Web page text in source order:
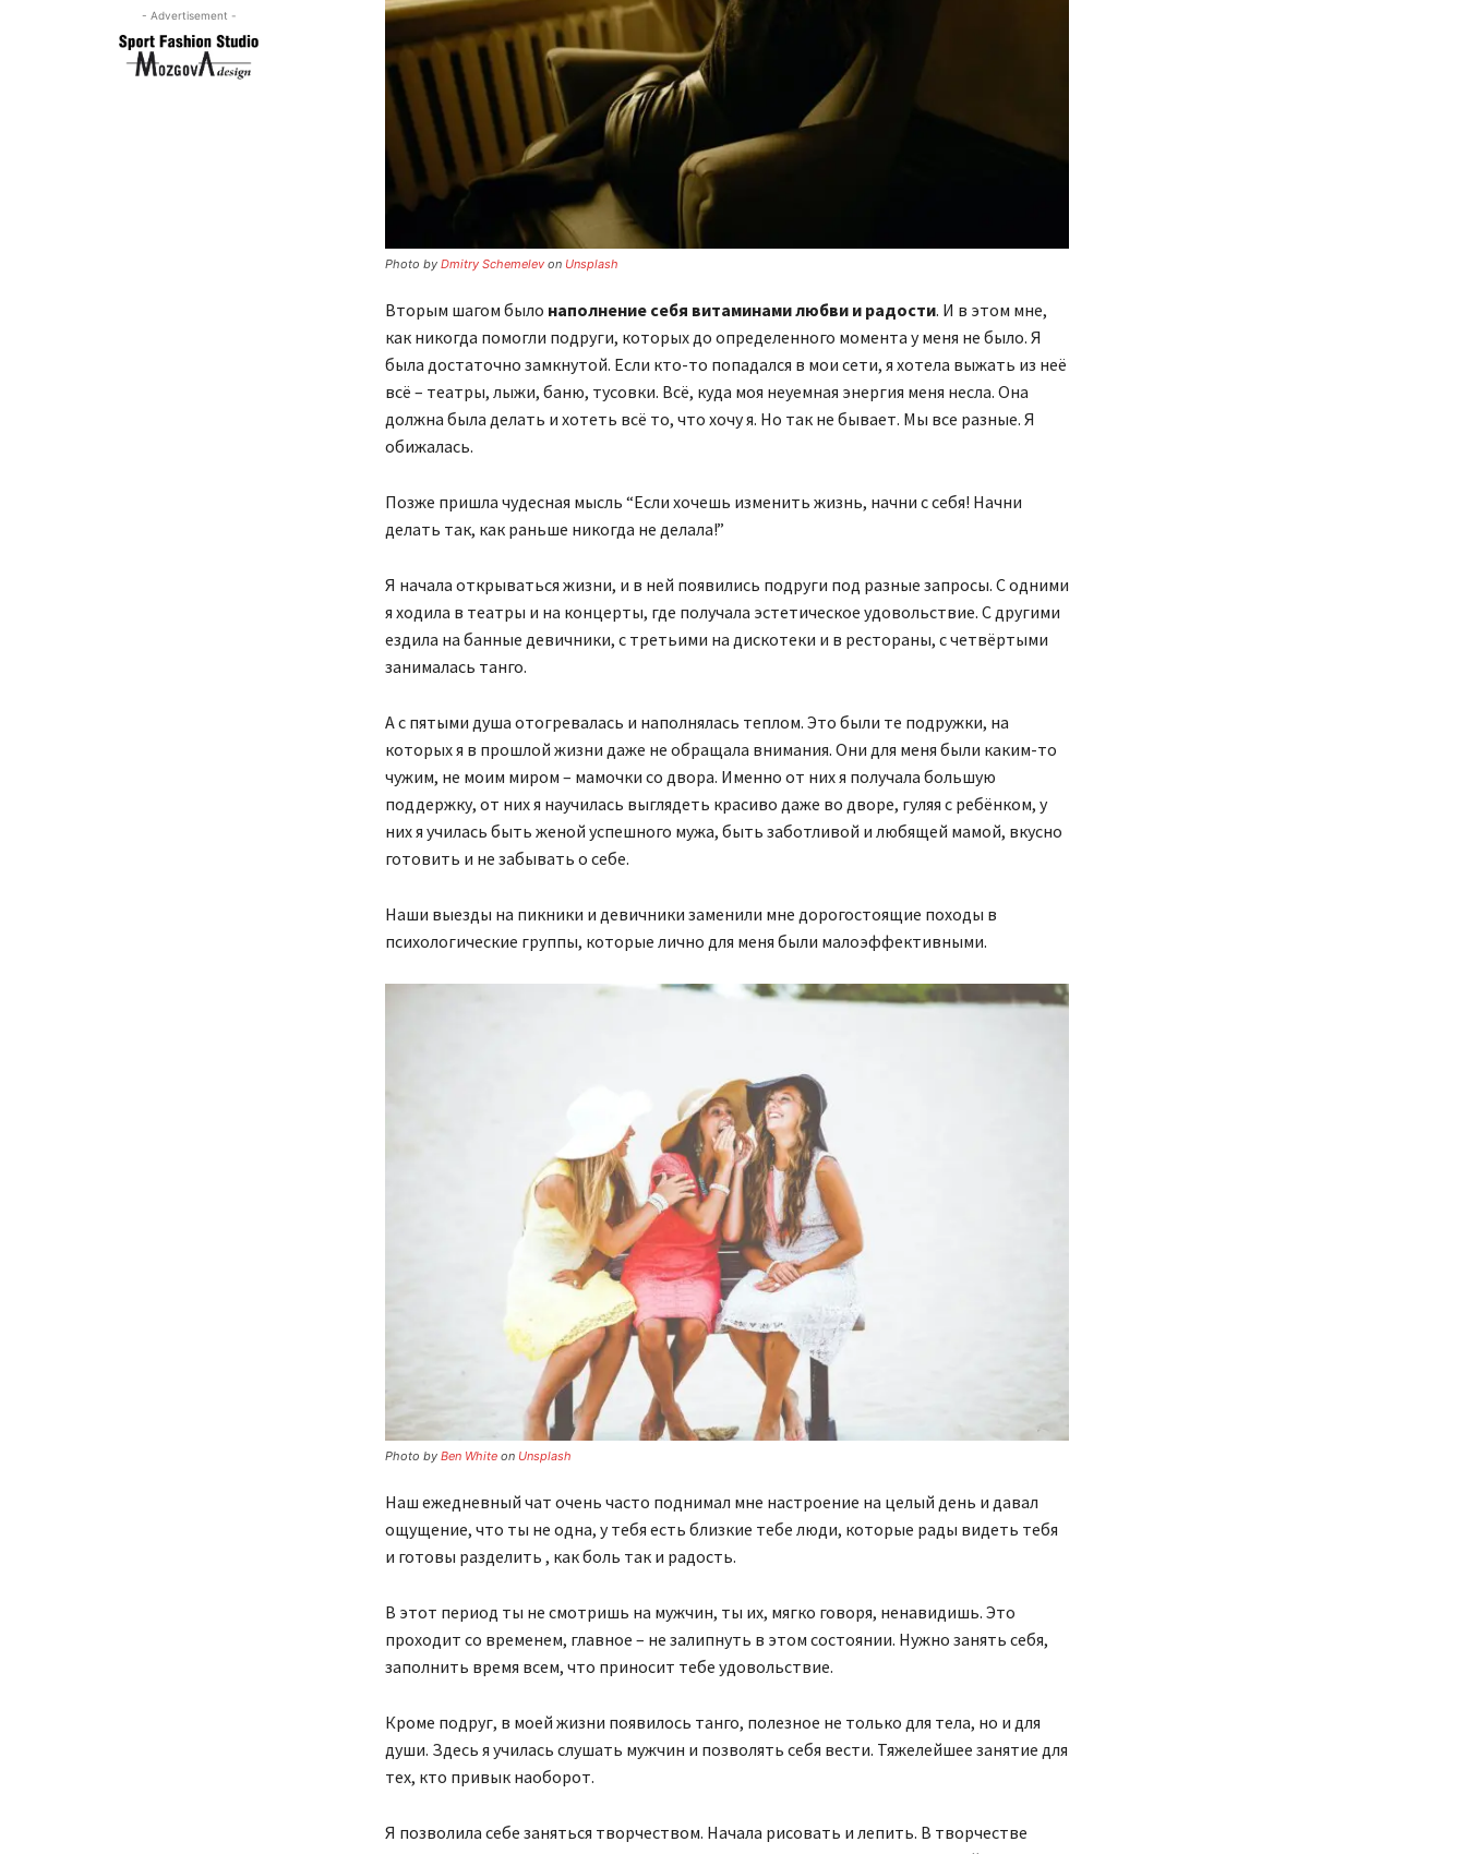
- Advertisement -
Photo by Dmitry Schemelevon Unsplash
Вторым шагом было наполнение себя витаминами любви и радости. И в этом мне,
как никогда помогли подруги, которых до определенного момента у меня не было. Я
была достаточно замкнутой. Если кто-то попадался в мои сети, я хотела выжать из неё
всё – театры, лыжи, баню, тусовки. Всё, куда моя неуемная энергия меня несла. Она
должна была делать и хотеть всё то, что хочу я. Но так не бывает. Мы все разные. Я
обижалась.
Позже пришла чудесная мысль “Если хочешь изменить жизнь, начни с себя! Начни
делать так, как раньше никогда не делала!”
Я начала открываться жизни, и в ней появились подруги под разные запросы. С одними
я ходила в театры и на концерты, где получала эстетическое удовольствие. С другими
ездила на банные девичники, с третьими на дискотеки и в рестораны, с четвёртыми
занималась танго.
А с пятыми душа отогревалась и наполнялась теплом. Это были те подружки, на
которых я в прошлой жизни даже не обращала внимания. Они для меня были каким-то
чужим, не моим миром – мамочки со двора. Именно от них я получала большую
поддержку, от них я научилась выглядеть красиво даже во дворе, гуляя с ребёнком, у
них я училась быть женой успешного мужа, быть заботливой и любящей мамой, вкусно
готовить и не забывать о себе.
Наши выезды на пикники и девичники заменили мне дорогостоящие походы в
психологические группы, которые лично для меня были малоэффективными.
Photo by Ben Whiteon Unsplash
Наш ежедневный чат очень часто поднимал мне настроение на целый день и давал
ощущение, что ты не одна, у тебя есть близкие тебе люди, которые рады видеть тебя
и готовы разделить , как боль так и радость.
В этот период ты не смотришь на мужчин, ты их, мягко говоря, ненавидишь. Это
проходит со временем, главное – не залипнуть в этом состоянии. Нужно занять себя,
заполнить время всем, что приносит тебе удовольствие.
Кроме подруг, в моей жизни появилось танго, полезное не только для тела, но и для
души. Здесь я училась слушать мужчин и позволять себя вести. Тяжелейшее занятие для
тех, кто привык наоборот.
Я позволила себе заняться творчеством. Начала рисовать и лепить. В творчестве